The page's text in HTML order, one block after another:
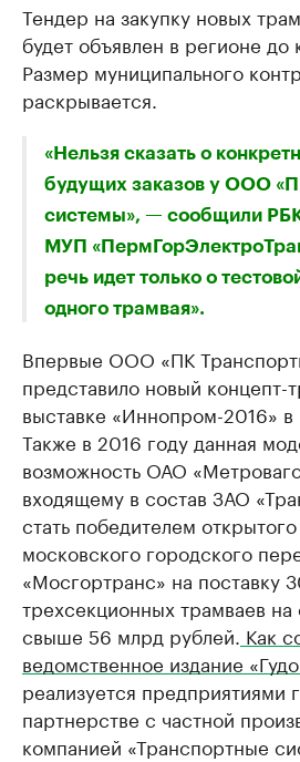
Тендер на закупку новых
будет объявлен в регионе до
Размер муниципального
раскрывается.
«Нельзя сказать о
будущих заказов у ООО
системы», — сообщили
МУП
речь идет только о
одного трамвая».
Впервые ООО «ПК
представило новый концепт-
выставке «Иннопром-2016» в
Также в 2016 году данная
возможность ОАО
входящему в состав ЗАО
стать победителем
московского городского
«Мосгортранс» на поставку
трехсекционных трамваев
свыше 56 млрд рублей. Как
ведомственное издание
реализуется предприятиями
партнерстве с частной
компанией «Транспортные